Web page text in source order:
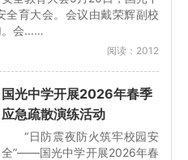
全育大会。会议由戴荣辉副校
。会...…
阅读：2012
国光中学开展2026年春季
应急疏散演练活动
“日防震夜防火筑牢校园安
全”——国光中学开展2026年春